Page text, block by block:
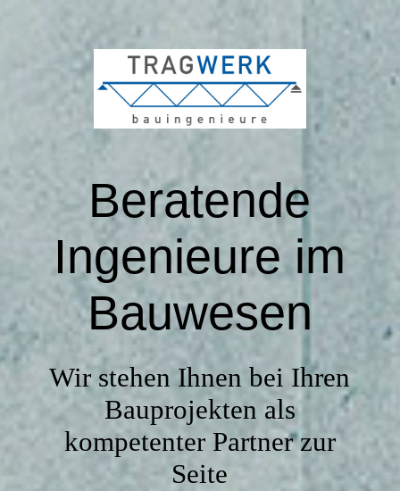
Beratende
Ingenieure im
Bauwesen
Wir stehen Ihnen bei Ihren
Bauprojekten als
kompetenter Partner zur
Seite
LEISTUNGEN
REFERENZEN
STELLENANGEBOTE
KONTAKT